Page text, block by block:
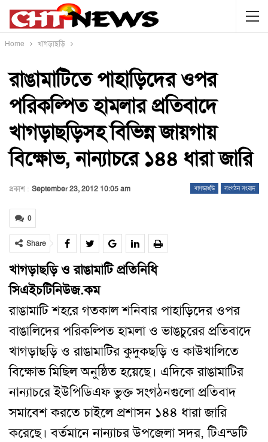
Home খাগড়াছড়ি
রাঙামাটিতে পাহাড়িদের ওপর
পরিকল্পিত হামলার প্রতিবাদে
খাগড়াছড়িসহ বিভিন্ন জায়গায়
বিক্ষোভ, নান্যাচরে ১৪৪ ধারা জারি
খাগড়াছড়ি সংগঠন সংবাদ
প্রকাশ : September 23, 2012 10:05 am
0
Share
খাগড়াছড়ি ও রাঙামাটি প্রতিনিধি
সিএইচটিনিউজ.কম
রাঙামাটি শহরে গতকাল শনিবার পাহাড়িদের ওপর
বাঙালিদের পরিকল্পিত হামলা ও ভাঙচুরের প্রতিবাদে
খাগড়াছড়ি ও রাঙামাটির কুদুকছড়ি ও কাউখালিতে
বিক্ষোভ মিছিল অনুষ্ঠিত হয়েছে। এদিকে রাঙামাটির
নান্যাচরে ইউপিডিএফ ভুক্ত সংগঠনগুলো প্রতিবাদ
সমাবেশ করতে চাইলে প্রশাসন ১৪৪ ধারা জারি
করেছে।বর্তমানে নান্যাচর উপজেলা সদর,টিএন্ডটি